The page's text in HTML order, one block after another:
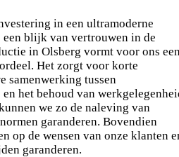
in een ultramoderne
blijk van vertrouwen in de
in Olsberg vormt voor ons
Het zorgt voor korte
samenwerking tussen
het behoud van
we zo de naleving van
garanderen. Bovendien
op de wensen van onze klanten
garanderen.